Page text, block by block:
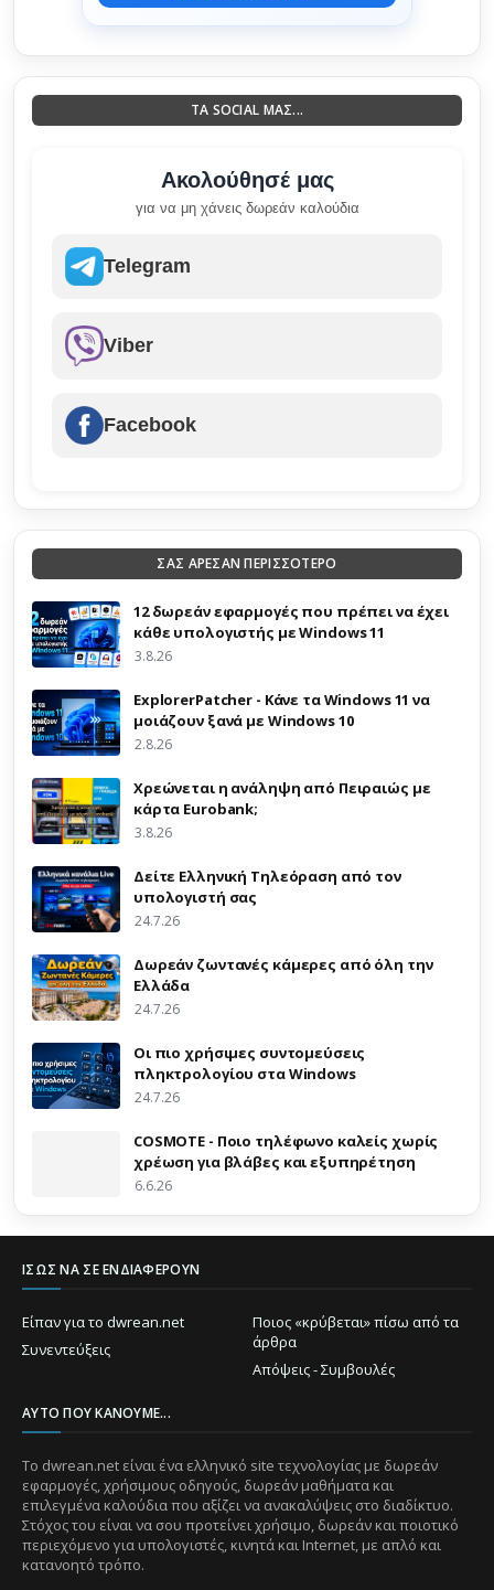
ΤΑ SOCIAL ΜΑΣ...
Ακολούθησέ μας
για να μη χάνεις δωρεάν καλούδια
Telegram
Viber
Facebook
ΣΑΣ ΑΡΕΣΑΝ ΠΕΡΙΣΣΟΤΕΡΟ
12 δωρεάν εφαρμογές που πρέπει να έχει
κάθε υπολογιστής με Windows 11
3.8.26
ExplorerPatcher - Κάνε τα Windows 11 να
μοιάζουν ξανά με Windows 10
2.8.26
Χρεώνεται η ανάληψη από Πειραιώς με
κάρτα Eurobank;
3.8.26
Δείτε Ελληνική Τηλεόραση από τον
υπολογιστή σας
24.7.26
Δωρεάν ζωντανές κάμερες από όλη την
Ελλάδα
24.7.26
Οι πιο χρήσιμες συντομεύσεις
πληκτρολογίου στα Windows
24.7.26
COSMOTE - Ποιο τηλέφωνο καλείς χωρίς
χρέωση για βλάβες και εξυπηρέτηση
6.6.26
ΊΣΩΣ ΝΑ ΣΕ ΕΝΔΙΑΦΈΡΟΥΝ
Είπαν για το dwrean.net
Ποιος «κρύβεται» πίσω από τα
άρθρα
Συνεντεύξεις
Απόψεις - Συμβουλές
ΑΥΤΌ ΠΟΥ ΚΆΝΟΥΜΕ...
Το dwrean.net είναι ένα ελληνικό site τεχνολογίας με δωρεάν
εφαρμογές, χρήσιμους οδηγούς, δωρεάν μαθήματα και
επιλεγμένα καλούδια που αξίζει να ανακαλύψεις στο διαδίκτυο.
Στόχος του είναι να σου προτείνει χρήσιμο, δωρεάν και ποιοτικό
περιεχόμενο για υπολογιστές, κινητά και Internet, με απλό και
κατανοητό τρόπο.